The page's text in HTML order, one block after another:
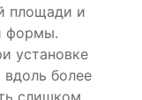
площади и
формы.
установке
более
слишком